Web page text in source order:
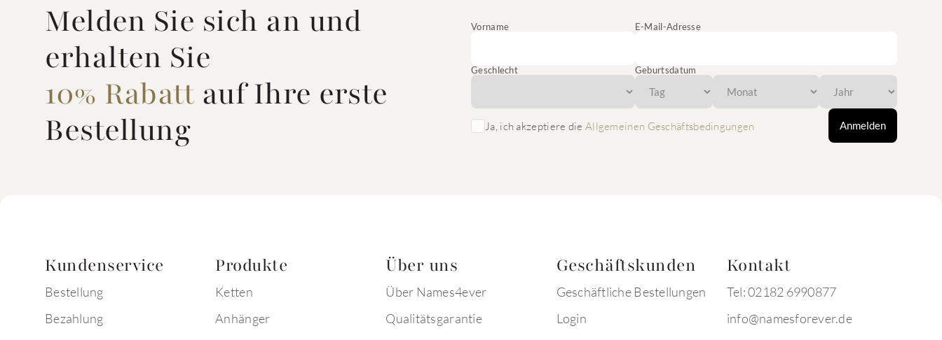
Melden Sie sich an und
erhalten Sie
10% Rabattauf Ihre erste
Bestellung
Vorname E-Mail-Adresse
Geschlecht Geburtsdatum
Ja, ich akzeptiere die Allgemeinen Geschäftsbedingungen Anmelden
Kundenservice
Bestellung
Bezahlung
Produkte
Ketten
Anhänger
Über uns
Über Names4ever
Qualitätsgarantie
Geschäftskunden
Geschäftliche Bestellungen
Login
Kontakt
Tel: 02182 6990877
info@namesforever.de